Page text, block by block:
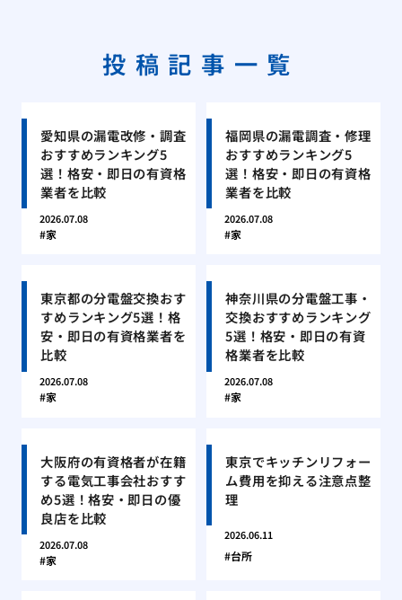
投稿記事一覧
愛知県の漏電改修・調査
おすすめランキング5
選！格安・即日の有資格
業者を比較
2026.07.08
家
福岡県の漏電調査・修理
おすすめランキング5
選！格安・即日の有資格
業者を比較
2026.07.08
家
東京都の分電盤交換おす
すめランキング5選！格
安・即日の有資格業者を
比較
2026.07.08
家
神奈川県の分電盤工事・
交換おすすめランキング
5選！格安・即日の有資
格業者を比較
2026.07.08
家
大阪府の有資格者が在籍
する電気工事会社おすす
め5選！格安・即日の優
良店を比較
2026.07.08
家
東京でキッチンリフォー
ム費用を抑える注意点整
理
2026.06.11
台所